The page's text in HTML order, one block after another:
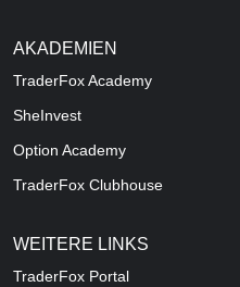
AKADEMIEN
TraderFox Academy
SheInvest
Option Academy
TraderFox Clubhouse
WEITERE LINKS
TraderFox Portal